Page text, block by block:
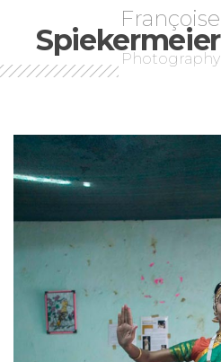
Françoise
Spiekermeier
Photography